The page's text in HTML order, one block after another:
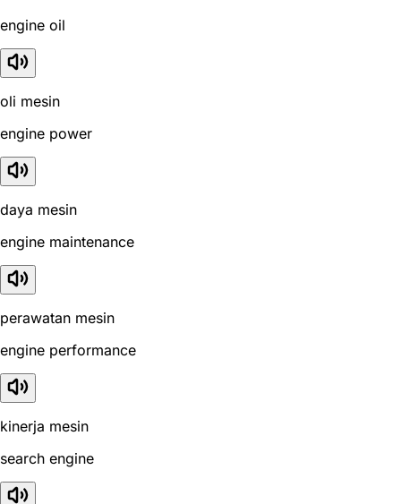
engine oil
oli mesin
engine power
daya mesin
engine maintenance
perawatan mesin
engine performance
kinerja mesin
search engine